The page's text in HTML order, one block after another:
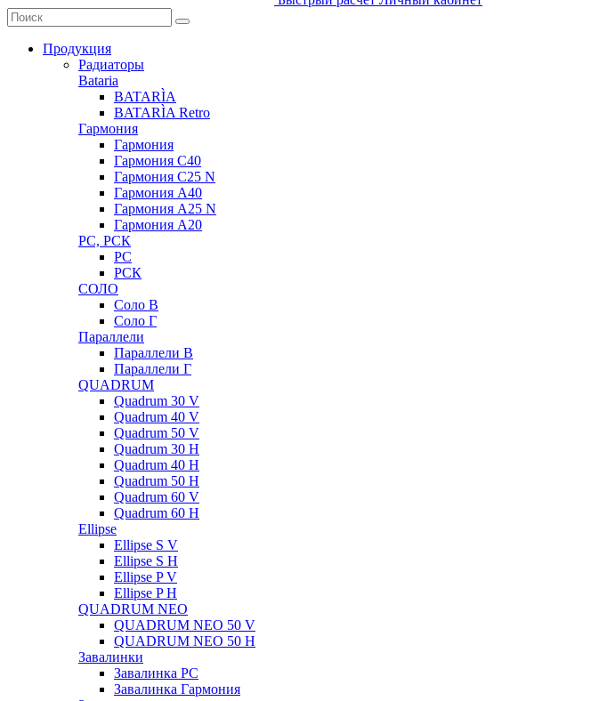
Продукция
Радиаторы
Bataria
BATARÌA
BATARÌA Retro
Гармония
Гармония
Гармония С40
Гармония С25 N
Гармония А40
Гармония А25 N
Гармония А20
РС, РСК
РС
РСК
СОЛО
Соло В
Соло Г
Параллели
Параллели В
Параллели Г
QUADRUM
Quadrum 30 V
Quadrum 40 V
Quadrum 50 V
Quadrum 30 H
Quadrum 40 H
Quadrum 50 H
Quadrum 60 V
Quadrum 60 H
Ellipse
Ellipse S V
Ellipse S H
Ellipse P V
Ellipse P H
QUADRUM NEO
QUADRUM NEO 50 V
QUADRUM NEO 50 H
Завалинки
Завалинка РС
Завалинка Гармония